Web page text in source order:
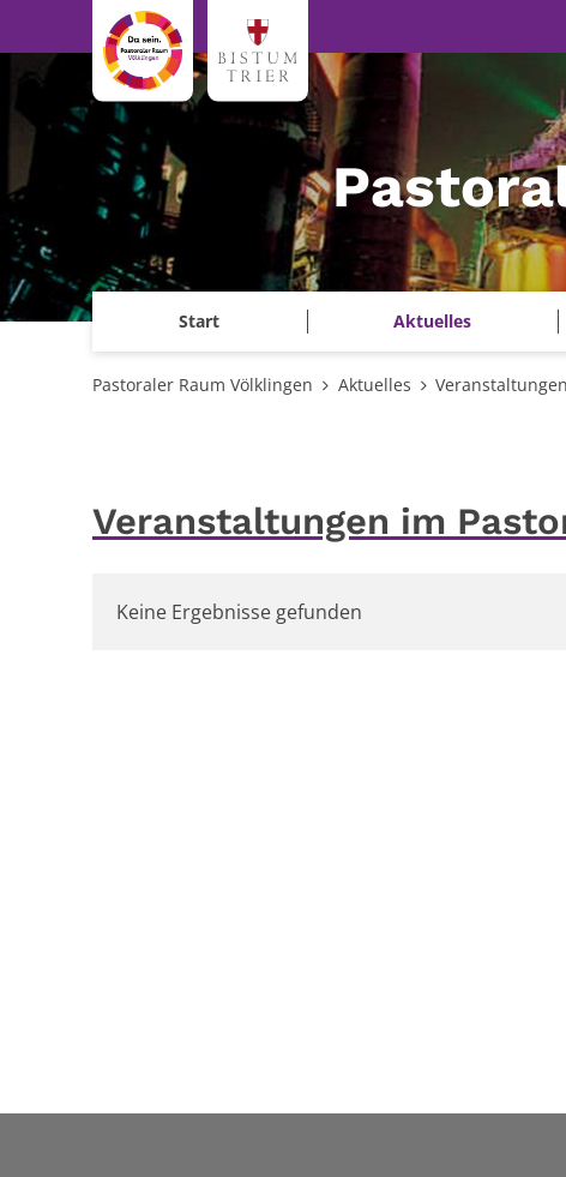
Zum Inhalt springen
Start Aktuelles
Pastoraler Raum Völklingen Aktuelles Veranstaltungen
Veranstaltungen im
Keine Ergebnisse gefunden